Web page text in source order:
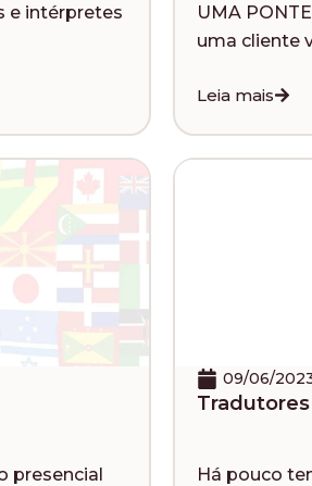
e intérpretes
UMA
uma cliente
Leia mais
presencial
09/06/
Há pouco